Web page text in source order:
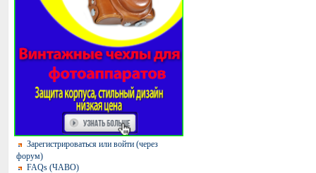
Зарегистрироваться или войти (через
форум)
FAQs (ЧАВО)